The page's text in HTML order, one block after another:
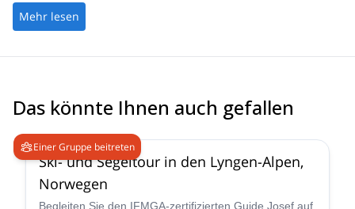
Mehr lesen
Das könnte Ihnen auch gefallen
Einer Gruppe beitreten
4.7
Ski- und Segeltour in den Lyngen-Alpen,
Norwegen
Begleiten Sie den IFMGA-zertifizierten Guide Josef auf